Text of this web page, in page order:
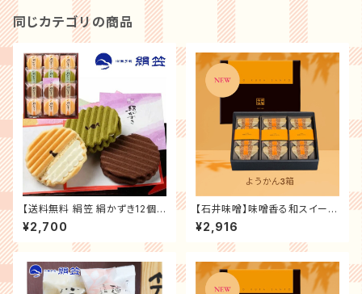
同じカテゴリの商品
【送料無料 絹笠 絹かずき12個
入】大阪土産 大阪銘菓「全国菓
子大博覧会受賞店 御菓子處」大
阪有名御菓子店 老舗の味 和菓
¥2,700
【石井味噌】味噌香る和スイーツ
の詰合せ（ようかん３箱セット）
送料無料 記念日 誕生日プレゼ
ント お祝い 贈り物 お礼 ス ギフ
¥2,916